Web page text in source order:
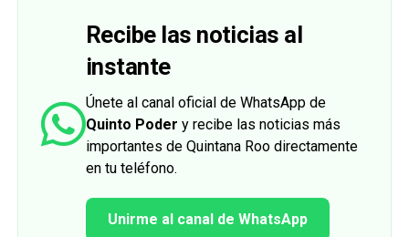
Recibe las noticias al
instante
Únete al canal oficial de WhatsApp de
Quinto Poder y recibe las noticias más
importantes de Quintana Roo directamente
en tu teléfono.
Unirme al canal de WhatsApp